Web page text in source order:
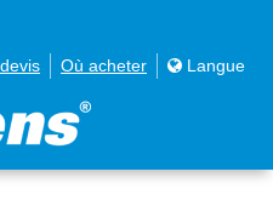
Où acheter Langue